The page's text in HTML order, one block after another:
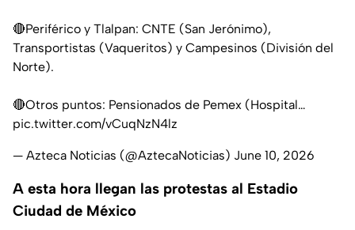
🔴Periférico y Tlalpan: CNTE (San Jerónimo),
Transportistas (Vaqueritos) y Campesinos (División del
Norte).
🔴Otros puntos: Pensionados de Pemex (Hospital…
pic.twitter.com/vCuqNzN4lz
— Azteca Noticias (@AztecaNoticias) June 10, 2026
A esta hora llegan las protestas al Estadio
Ciudad de México